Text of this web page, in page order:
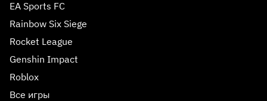
EA Sports FC
Rainbow Six Siege
Rocket League
Genshin Impact
Roblox
Все игры